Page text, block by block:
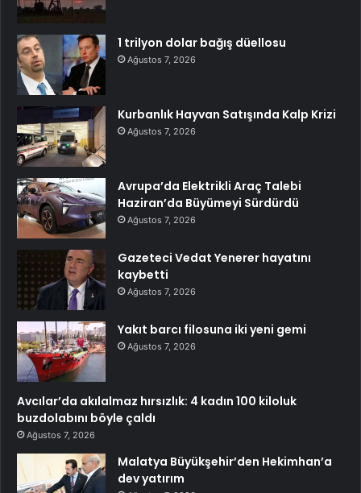
1 trilyon dolar bağış düellosu
Ağustos 7, 2026
Kurbanlık Hayvan Satışında Kalp Krizi
Ağustos 7, 2026
Avrupa’da Elektrikli Araç Talebi
Haziran’da Büyümeyi Sürdürdü
Ağustos 7, 2026
Gazeteci Vedat Yenerer hayatını
kaybetti
Ağustos 7, 2026
Yakıt barcı filosuna iki yeni gemi
Ağustos 7, 2026
Avcılar’da akılalmaz hırsızlık: 4 kadın 100 kiloluk
buzdolabını böyle çaldı
Ağustos 7, 2026
Malatya Büyükşehir’den Hekimhan’a
dev yatırım